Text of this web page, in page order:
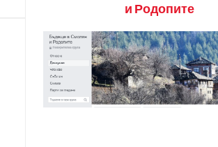
и Родопите